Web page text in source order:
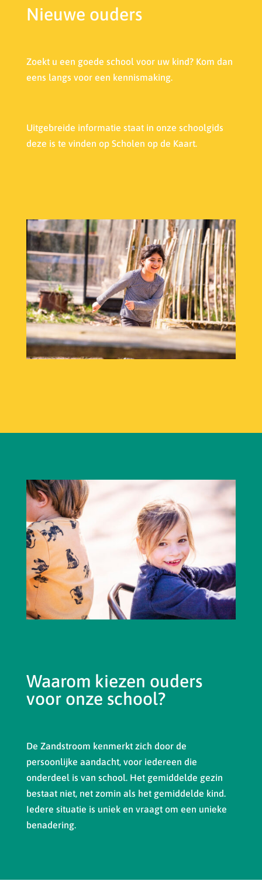
Nieuwe ouders
Zoekt u een goede school voor uw kind? Kom dan
eens langs voor een kennismaking.
Uitgebreide informatie staat in onze schoolgids
deze is te vinden op Scholen op de Kaart.
Waarom kiezen ouders
voor onze school?
De Zandstroom kenmerkt zich door de
persoonlijke aandacht, voor iedereen die
onderdeel is van school. Het gemiddelde gezin
bestaat niet, net zomin als het gemiddelde kind.
Iedere situatie is uniek en vraagt om een unieke
benadering.